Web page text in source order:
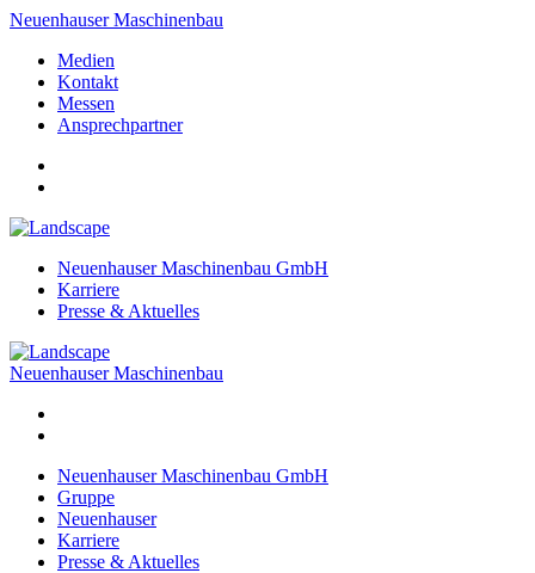
Neuenhauser Maschinenbau
Medien
Kontakt
Messen
Ansprechpartner
Neuenhauser Maschinenbau GmbH
Karriere
Presse & Aktuelles
Neuenhauser Maschinenbau
Neuenhauser Maschinenbau GmbH
Gruppe
Neuenhauser
Karriere
Presse & Aktuelles